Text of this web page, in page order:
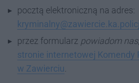
pocztą elektroniczną na adres:
przez formularz powiadom nas
stronie internetowej Komendy
w Zawierciu